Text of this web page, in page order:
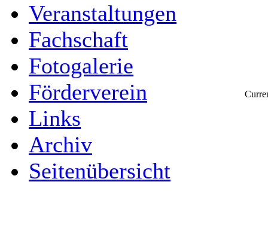
Veranstaltungen
Fachschaft
Fotogalerie
Förderverein
Links
Archiv
Seitenübersicht